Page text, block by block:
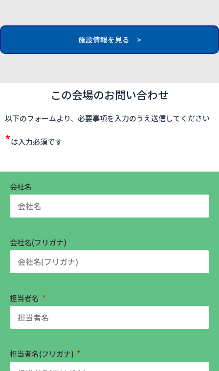
施設情報を見る >
この会場のお問い合わせ
以下のフォームより、必要事項を入力のうえ送信してください
*は入力必須です
会社名
会社名(フリガナ)
担当者名
担当者名(フリガナ)